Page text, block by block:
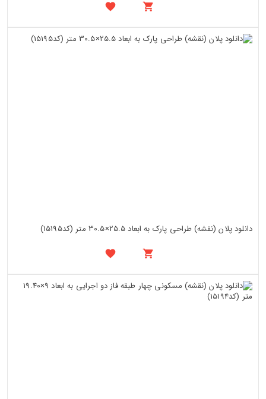
دانلود پلان (نقشه) طراحی پارک به ابعاد 25.5×30.5 متر (کد15195)